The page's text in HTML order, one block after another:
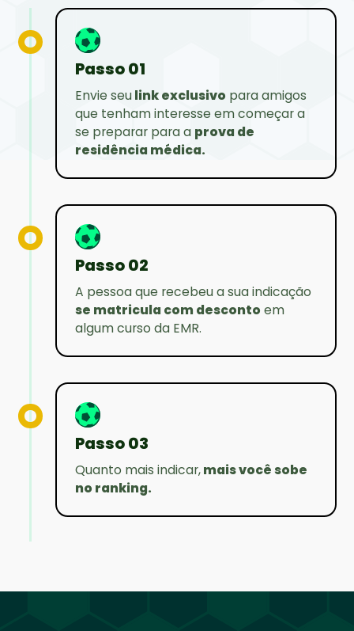
Passo 01
Envie seulink exclusivo para amigos
que tenham interesse em começar a
se preparar para a prova de
residência médica.
Passo 02
A pessoa que recebeu a sua indicação
se matricula com desconto em
algum curso da EMR.
Passo 03
Quanto mais indicar,mais você sobe
no ranking.